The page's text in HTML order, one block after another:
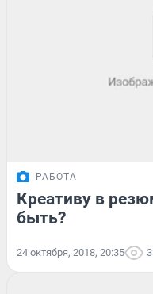
РАБОТА
Креативу в
быть?
24 октября, 2018, 20:35